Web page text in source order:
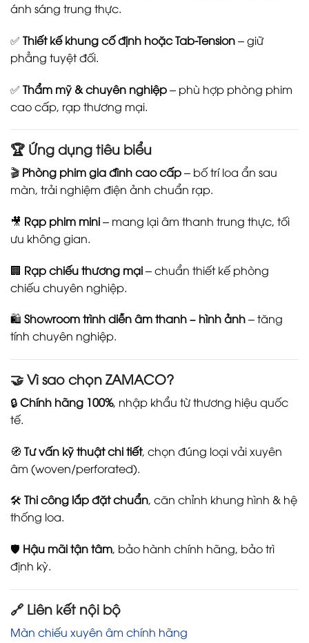
ánh sáng trung thực.
✅ Thiết kế khung cố định hoặc Tab-Tension– giữ
phẳng tuyệt đối.
✅ Thẩm mỹ & chuyên nghiệp– phù hợp phòng phim
cao cấp, rạp thương mại.
🏆 Ứng dụng tiêu biểu
🎬 Phòng phim gia đình cao cấp– bố trí loa ẩn sau
màn, trải nghiệm điện ảnh chuẩn rạp.
🎥 Rạp phim mini– mang lại âm thanh trung thực, tối
ưu không gian.
🏢 Rạp chiếu thương mại– chuẩn thiết kế phòng
chiếu chuyên nghiệp.
🛍️ Showroom trình diễn âm thanh – hình ảnh– tăng
tính chuyên nghiệp.
🤝 Vì sao chọn ZAMACO?
🔒Chính hãng 100%, nhập khẩu từ thương hiệu quốc
tế.
🧭 Tư vấn kỹ thuật chi tiết, chọn đúng loại vải xuyên
âm (woven/perforated).
🛠️ Thi công lắp đặt chuẩn, căn chỉnh khung hình & hệ
thống loa.
🛡️ Hậu mãi tận tâm, bảo hành chính hãng, bảo trì
định kỳ.
🔗 Liên kết nội bộ
Màn chiếu xuyên âm chính hãng